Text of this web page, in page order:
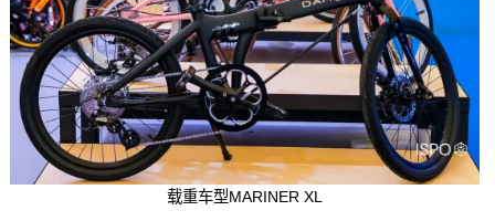
载重车型MARINER XL